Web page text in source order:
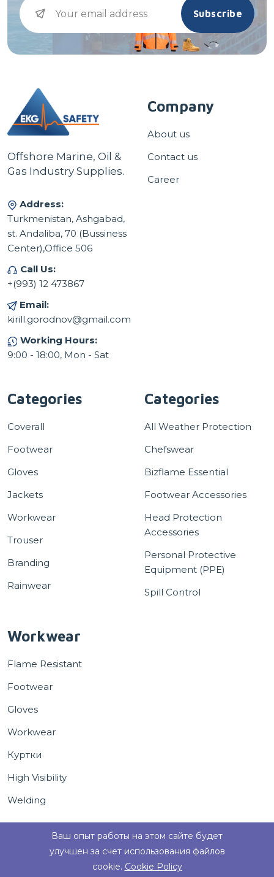
Subscribe
Offshore Marine, Oil &
Gas Industry Supplies.
Address:
Turkmenistan, Ashgabad,
st. Andaliba, 70 (Bussiness
Center),Office 506
Call Us:
+(993) 12 473867
Email:
kirill.gorodnov@gmail.com
Working Hours:
9:00 - 18:00, Mon - Sat
Company
About us
Contact us
Career
Categories
Coverall
Footwear
Gloves
Jackets
Workwear
Trouser
Branding
Rainwear
Categories
All Weather Protection
Chefswear
Bizflame Essential
Footwear Accessories
Head Protection
Accessories
Personal Protective
Equipment (PPE)
Spill Control
Workwear
Flame Resistant
Footwear
Gloves
Workwear
Куртки
High Visibility
Welding
Ваш опыт работы на этом сайте будет
улучшен за счет использования файлов
cookie. Cookie Policy